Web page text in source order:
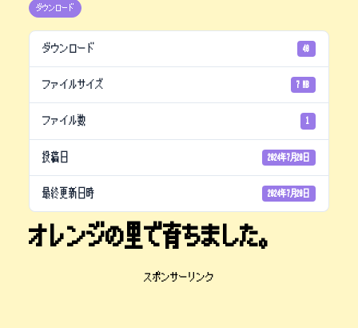
ダウンロード
ダウンロード 40
ファイルサイズ 7 MB
ファイル数 1
投稿日 2024年7月20日
最終更新日時 2024年7月20日
オレンジの里で育ちました。
スポンサーリンク